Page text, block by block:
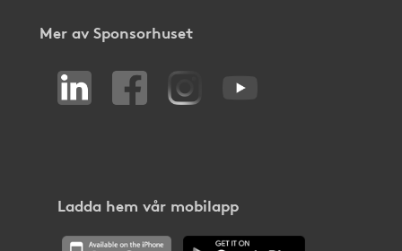
Mer av Sponsorhuset
Ladda hem vår mobilapp